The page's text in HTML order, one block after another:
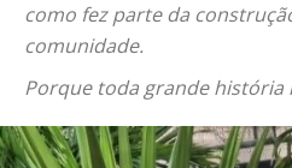
como fez parte da
comunidade.
Porque toda grande história